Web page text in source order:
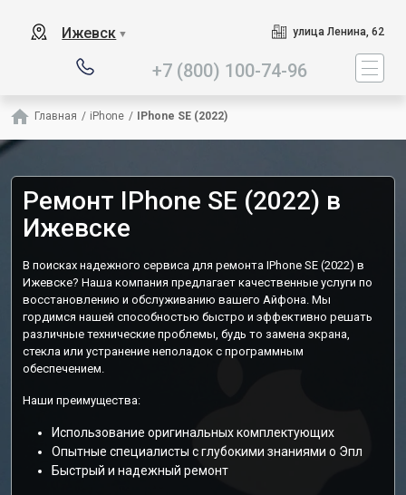
Ижевск ▼ улица Ленина, 62
+7 (800) 100-74-96
Главная / iPhone / IPhone SE (2022)
Ремонт IPhone SE (2022) в
Ижевске
В поисках надежного сервиса для ремонта IPhone SE (2022) в
Ижевске? Наша компания предлагает качественные услуги по
восстановлению и обслуживанию вашего Айфона. Мы
гордимся нашей способностью быстро и эффективно решать
различные технические проблемы, будь то замена экрана,
стекла или устранение неполадок с программным
обеспечением.
Наши преимущества:
Использование оригинальных комплектующих
Опытные специалисты с глубокими знаниями о Эпл
Быстрый и надежный ремонт